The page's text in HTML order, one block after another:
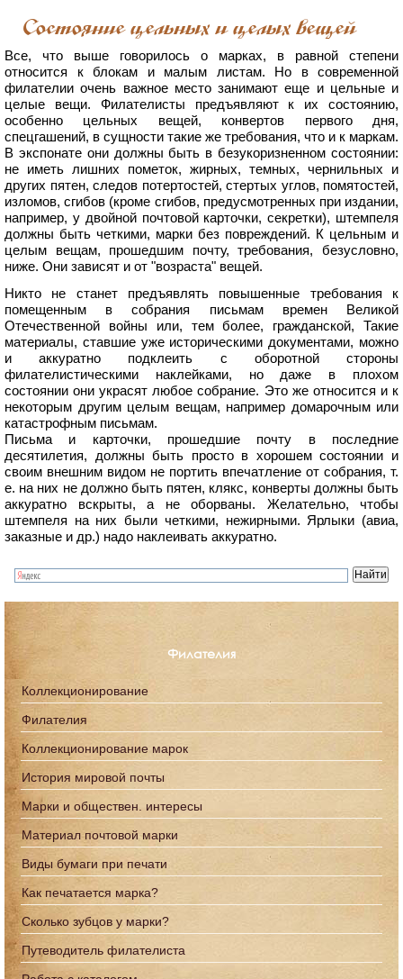
Состояние цельных и целых вещей
Все, что выше говорилось о марках, в равной степени
относится к блокам и малым листам. Но в современной
филателии очень важное место занимают еще и цельные и
целые вещи. Филателисты предъявляют к их состоянию,
особенно цельных вещей, конвертов первого дня,
спецгашений, в сущности такие же требования, что и к маркам.
В экспонате они должны быть в безукоризненном состоянии:
не иметь лишних пометок, жирных, темных, чернильных и
других пятен, следов потертостей, стертых углов, помятостей,
изломов, сгибов (кроме сгибов, предусмотренных при издании,
например, у двойной почтовой карточки, секретки), штемпеля
должны быть четкими, марки без повреждений. К цельным и
целым вещам, прошедшим почту, требования, безусловно,
ниже. Они зависят и от "возраста" вещей.
Никто не станет предъявлять повышенные требования к
помещенным в собрания письмам времен Великой
Отечественной войны или, тем более, гражданской, Такие
материалы, ставшие уже историческими документами, можно
и аккуратно подклеить с оборотной стороны
филателистическими наклейками, но даже в плохом
состоянии они украсят любое собрание. Это же относится и к
некоторым другим целым вещам, например домарочным или
катастрофным письмам.
Письма и карточки, прошедшие почту в последние
десятилетия, должны быть просто в хорошем состоянии и
своим внешним видом не портить впечатление от собрания, т.
е. на них не должно быть пятен, клякс, конверты должны быть
аккуратно вскрыты, а не оборваны. Желательно, чтобы
штемпеля на них были четкими, нежирными. Ярлыки (авиа,
заказные и др.) надо наклеивать аккуратно.
Филателия
Коллекционирование
Филателия
Коллекционирование марок
История мировой почты
Марки и обществен. интересы
Материал почтовой марки
Виды бумаги при печати
Как печатается марка?
Сколько зубцов у марки?
Путеводитель филателиста